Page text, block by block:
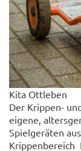
Kita Ottleben
Der Krippen-
eigene,
Spielgeräten
Krippenbereich